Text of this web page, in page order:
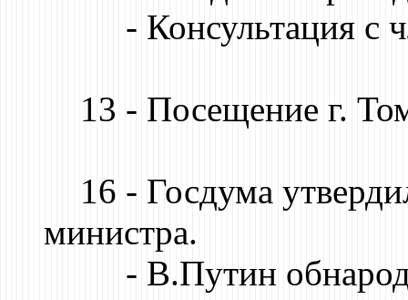
- Консультация с
13 - Посещение г.
16 - Госдума
министра.
- В.Путин